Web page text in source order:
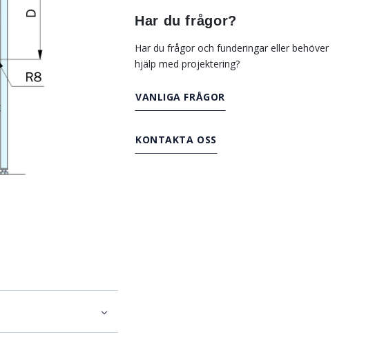
Har du frågor?
Har du frågor och funderingar eller behöver
hjälp med projektering?
VANLIGA FRÅGOR
KONTAKTA OSS